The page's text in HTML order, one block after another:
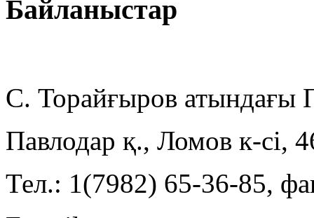
Байланыстар
С. Торайғыров
Павлодар қ., Ломов к-сі,
Тел.: 1(7982) 65-36-85,